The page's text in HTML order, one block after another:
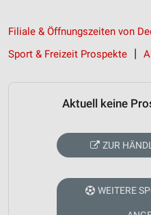
Filiale & Öffnungszeiten von
Sport & Freizeit Prospekte
Aktuell keine
ZUR
WEITERE